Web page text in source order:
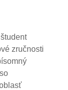
zručnosti